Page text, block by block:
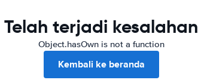
Telah terjadi kesalahan
Object.hasOwn is not a function
Kembali ke beranda